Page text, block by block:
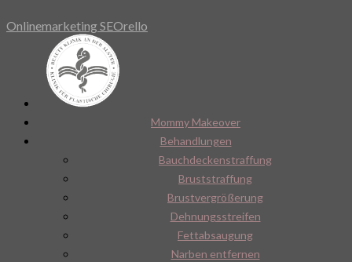
Onlinemarketing SEOrello
Mommy Makeover
Behandlungen
Bauchdeckenstraffung
Bruststraffung
Brustvergrößerung
Dehnungsstreifen
Fettabsaugung
Narben entfernen